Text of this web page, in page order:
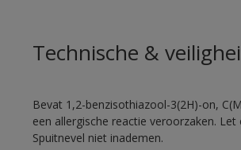
Technische &
Bevat 1,2-benzisothiazool-3(2H)-on,
een allergische reactie veroorzaken.
Spuitnevel niet inademen.